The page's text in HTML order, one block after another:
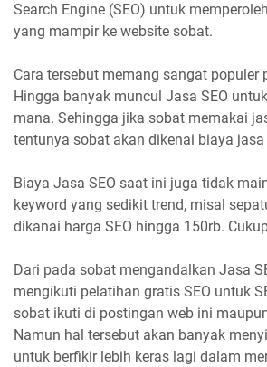
Search Engine (SEO) untuk
yang mampir ke website sobat.
Cara tersebut memang sangat populer
Hingga banyak muncul Jasa SEO
mana. Sehingga jika sobat memakai
tentunya sobat akan dikenai biaya jasa
Biaya Jasa SEO saat ini juga tidak
keyword yang sedikit trend, misal
dikanai harga SEO hingga 150rb.
Dari pada sobat mengandalkan Jasa
mengikuti pelatihan gratis SEO untuk
sobat ikuti di postingan web ini
Namun hal tersebut akan banyak
untuk berfikir lebih keras lagi dalam